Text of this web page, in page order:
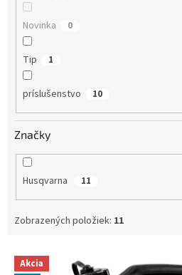
Novinka 0
Tip 1
príslušenstvo 10
Značky
Husqvarna 11
Zobrazených položiek: 11
V Akcia